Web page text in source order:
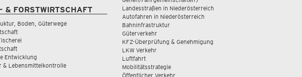
& FORSTWIRTSCHAFT
Boden, Güterwege
Entwicklung
& Lebensmittelkontrolle
Landesstraßen in Niederösterreich
Autofahren in Niederösterreich
Bahninfrastruktur
Güterverkehr
KFZ-Überprüfung & Genehmigung
LKW Verkehr
Luftfahrt
Mobilitätsstrategie
Öffentlicher Verkehr